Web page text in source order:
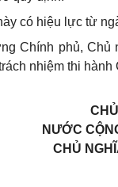
có hiệu lực từ
Chính phủ, Chủ
nhiệm thi hành
NƯỚC
CHỦ